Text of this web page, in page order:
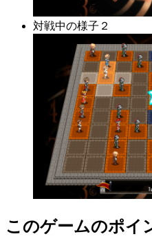
対戦中の様子２
このゲームのポイ